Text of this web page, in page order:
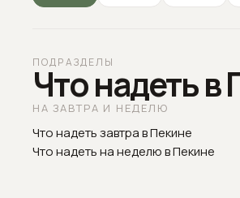
ПОДРАЗДЕЛЫ
Что надеть
НА ЗАВТРА И НЕДЕЛЮ
Что надеть завтра в Пекине
Что надеть на неделю в Пекине